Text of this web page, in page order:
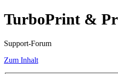
TurboPrint &
Support-Forum
Zum Inhalt